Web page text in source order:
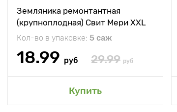
Земляника ремонтантная
(крупноплодная) Свит Мери XXL
Кол-во в упаковке: 5 саж
18.99 руб 29.99 руб
Купить